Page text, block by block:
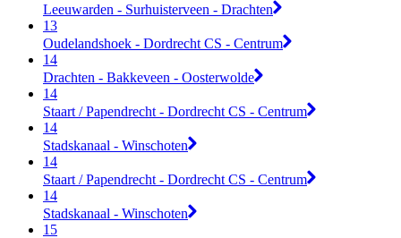
Leeuwarden - Surhuisterveen - Drachten
13
Oudelandshoek - Dordrecht CS - Centrum
14
Drachten - Bakkeveen - Oosterwolde
14
Staart / Papendrecht - Dordrecht CS - Centrum
14
Stadskanaal - Winschoten
14
Staart / Papendrecht - Dordrecht CS - Centrum
14
Stadskanaal - Winschoten
15